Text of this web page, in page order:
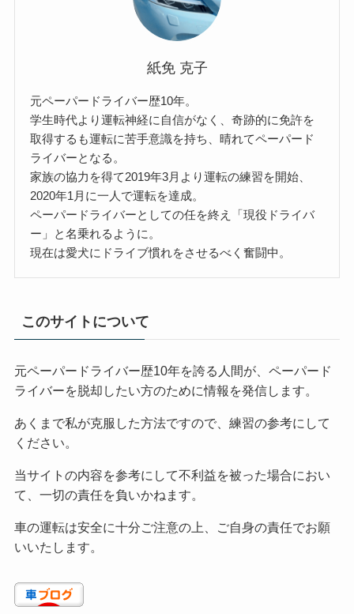
紙免 克子
元ペーパードライバー歴10年。
学生時代より運転神経に自信がなく、奇跡的に免許を
取得するも運転に苦手意識を持ち、晴れてペーパード
ライバーとなる。
家族の協力を得て2019年3月より運転の練習を開始、
2020年1月に一人で運転を達成。
ペーパードライバーとしての任を終え「現役ドライバ
ー」と名乗れるように。
現在は愛犬にドライブ慣れをさせるべく奮闘中。
このサイトについて
元ペーパードライバー歴10年を誇る人間が、ペーパード
ライバーを脱却したい方のために情報を発信します。
あくまで私が克服した方法ですので、練習の参考にして
ください。
当サイトの内容を参考にして不利益を被った場合におい
て、一切の責任を負いかねます。
車の運転は安全に十分ご注意の上、ご自身の責任でお願
いいたします。